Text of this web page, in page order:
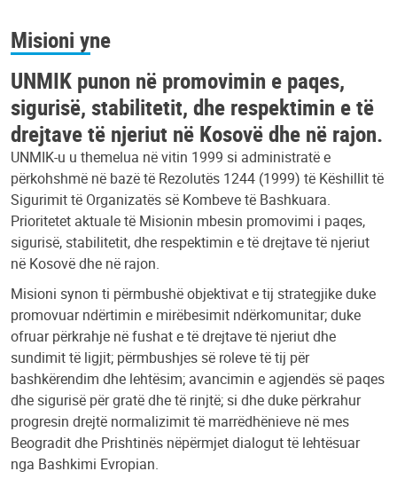
Misioni yne
UNMIK punon në promovimin e paqes,
sigurisë, stabilitetit, dhe respektimin e të
drejtave të njeriut në Kosovë dhe në rajon.
UNMIK-u u themelua në vitin 1999 si administratë e
përkohshmë në bazë të Rezolutës 1244 (1999) të Këshillit të
Sigurimit të Organizatës së Kombeve të Bashkuara.
Prioritetet aktuale të Misionin mbesin promovimi i paqes,
sigurisë, stabilitetit, dhe respektimin e të drejtave të njeriut
në Kosovë dhe në rajon.
Misioni synon ti përmbushë objektivat e tij strategjike duke
promovuar ndërtimin e mirëbesimit ndërkomunitar; duke
ofruar përkrahje në fushat e të drejtave të njeriut dhe
sundimit të ligjit; përmbushjes së roleve të tij për
bashkërendim dhe lehtësim; avancimin e agjendës së paqes
dhe sigurisë për gratë dhe të rinjtë; si dhe duke përkrahur
progresin drejtë normalizimit të marrëdhënieve në mes
Beogradit dhe Prishtinës nëpërmjet dialogut të lehtësuar
nga Bashkimi Evropian.